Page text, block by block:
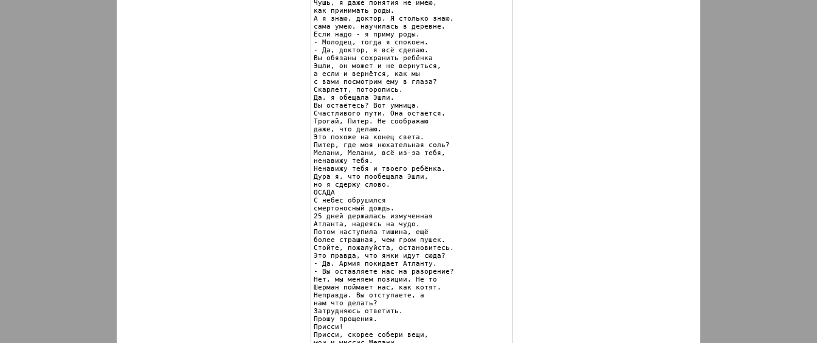
Чушь, я даже понятия не имею,
как принимать роды.
А я знаю, доктор. Я столько знаю,
сама умею, научилась в деревне.
Если надо - я приму роды.
- Молодец, тогда я спокоен.
- Да, доктор, я всё сделаю.
Вы обязаны сохранить ребёнка
Эшли, он может и не вернуться,
а если и вернётся, как мы
с вами посмотрим ему в глаза?
Скарлетт, поторопись.
Да, я обещала Эшли.
Вы остаётесь? Вот умница.
Счастливого пути. Она остаётся.
Трогай, Питер. Не соображаю
даже, что делаю.
Это похоже на конец света.
Питер, где моя нюхательная соль?
Мелани, Мелани, всё из-за тебя,
ненавижу тебя.
Ненавижу тебя и твоего ребёнка.
Дура я, что пообещала Эшли,
но я сдержу слово.
ОСАДА
С небес обрушился
смертоносный дождь.
25 дней держалась измученная
Атланта, надеясь на чудо.
Потом наступила тишина, ещё
более страшная, чем гром пушек.
Стойте, пожалуйста, остановитесь.
Это правда, что янки идут сюда?
- Да. Армия покидает Атланту.
- Вы оставляете нас на разорение?
Нет, мы меняем позиции. Не то
Шерман поймает нас, как котят.
Неправда. Вы отступаете, а
нам что делать?
Затрудняюсь ответить.
Прошу прощения.
Присси!
Присси, скорее собери вещи,